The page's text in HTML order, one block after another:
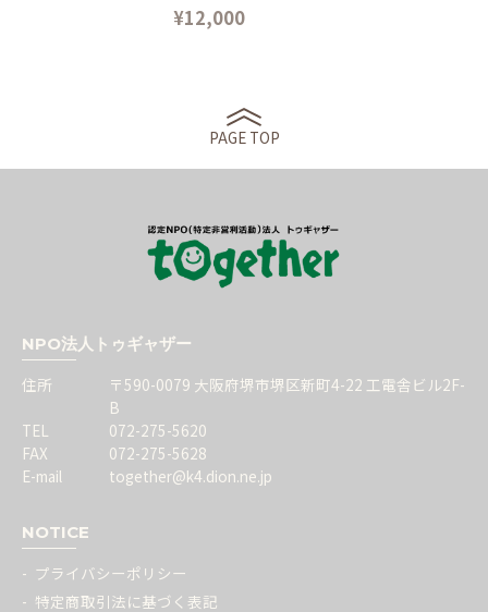
¥12,000
PAGE TOP
NPO法人トゥギャザー
住所
〒590-0079 大阪府堺市堺区新町4-22 工電舎ビル2F-
B
TEL
072-275-5620
FAX
072-275-5628
E-mail
together@k4.dion.ne.jp
NOTICE
プライバシーポリシー
特定商取引法に基づく表記